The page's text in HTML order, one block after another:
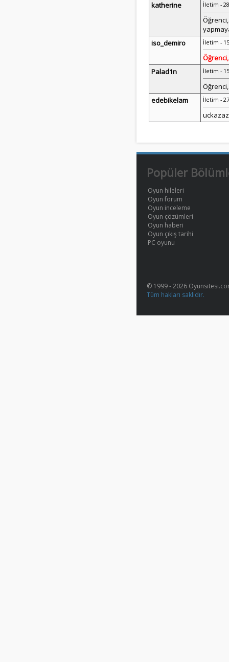
katherine
İletim -
iso_demiro
İletim -
Palad1n
İletim -
edebikelam
İletim -
Popüler
Oyun hileleri
Oyun forum
Oyun inceleme
Oyun çözümleri
Oyun haberi
Oyun çıkış tarihi
PC oyunu
© 1999 - 2026
Tüm hakları saklıdır.